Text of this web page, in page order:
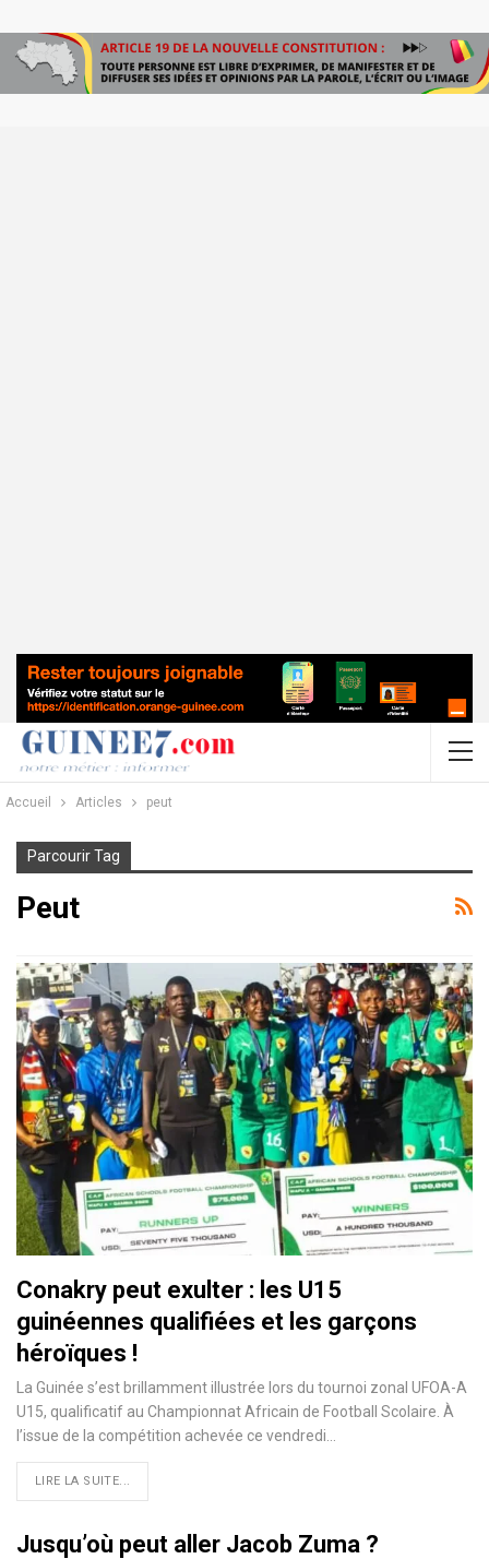
Accueil Articles peut
Parcourir Tag
Peut
Conakry peut exulter : les U15
guinéennes qualifiées et les garçons
héroïques !
La Guinée s’est brillamment illustrée lors du tournoi zonal UFOA-A
U15, qualificatif au Championnat Africain de Football Scolaire. À
l’issue de la compétition achevée ce vendredi…
LIRE LA SUITE...
Jusqu’où peut aller Jacob Zuma ?